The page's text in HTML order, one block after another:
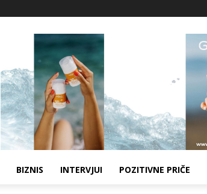
BIZNIS INTERVJUI POZITIVNE PRIČE